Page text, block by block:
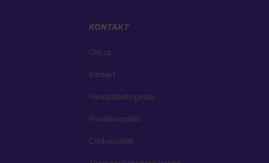
KONTAKT
Om os
Kontakt
Handelsbetingelser
Privatlivspolitik
Cookiepolitik